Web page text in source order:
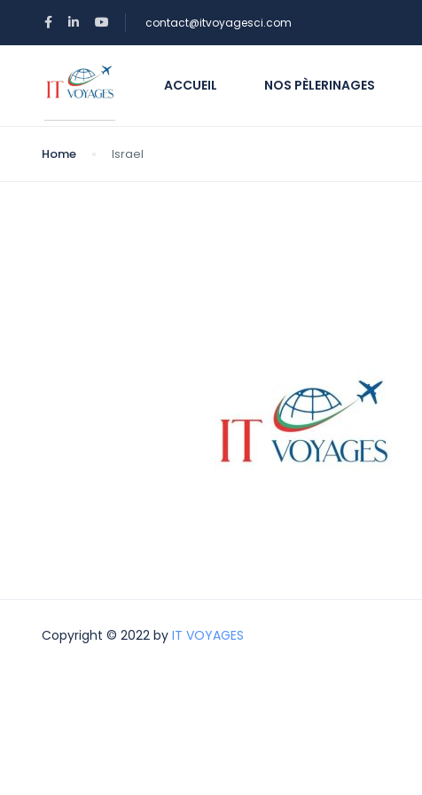
contact@itvoyagesci.com
ACCUEIL NOS PÈLERINAGES
Home Israel
Copyright © 2022 by IT VOYAGES